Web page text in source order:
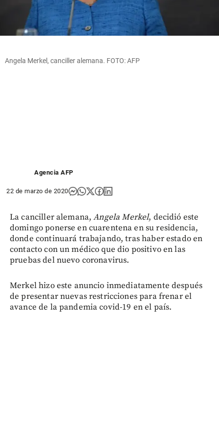
Angela Merkel, canciller alemana. FOTO: AFP
Agencia AFP
22 de marzo de 2020
La canciller alemana, Angela Merkel, decidió este
domingo ponerse en cuarentena en su residencia,
donde continuará trabajando, tras haber estado en
contacto con un médico que dio positivo en las
pruebas del nuevo coronavirus.
Merkel hizo este anuncio inmediatamente después
de presentar nuevas restricciones para frenar el
avance de la pandemia covid-19 en el país.